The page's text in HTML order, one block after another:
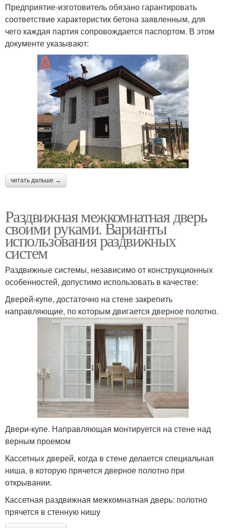
Предприятие-изготовитель обязано гарантировать
соответствие характеристик бетона заявленным, для
чего каждая партия сопровождается паспортом. В этом
документе указывают:
читать дальше →
Раздвижная межкомнатная дверь
своими руками. Варианты
использования раздвижных
систем
Раздвижные системы, независимо от конструкционных
особенностей, допустимо использовать в качестве:
Дверей-купе, достаточно на стене закрепить
направляющие, по которым двигается дверное полотно.
Двери-купе. Направляющая монтируется на стене над
верным проемом
Кассетных дверей, когда в стене делается специальная
ниша, в которую прячется дверное полотно при
открывании.
Кассетная раздвижная межкомнатная дверь: полотно
прячется в стенную нишу